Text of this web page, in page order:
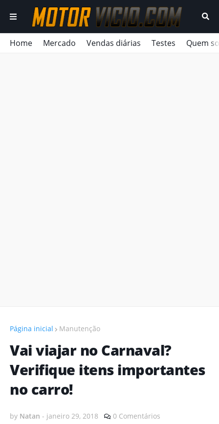
Home Mercado Vendas diárias Testes Quem
Página inicial Manutenção
Vai viajar no Carnaval?
Verifique itens importantes
no carro!
by Natan - janeiro 29, 2018 0 Comentários